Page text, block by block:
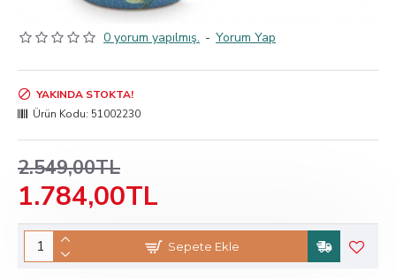
0 yorum yapılmış. - Yorum Yap
1.784,00TL
2.549,00TL
YAKINDA STOKTA!
Ürün Kodu: 51002230
Sepete Ekle